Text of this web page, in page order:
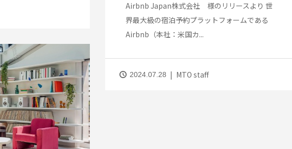
Airbnb Japan株式会社 様のリリースより 世
界最大級の宿泊予約プラットフォームである
Airbnb（本社：米国カ...
2024.07.28 MTO staff